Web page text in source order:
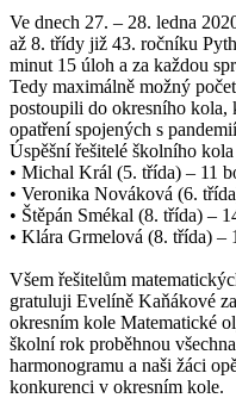
Ve dnech 27. – 28. ledna
až 8. třídy již 43. ročníku
minut 15 úloh a za každou
Tedy maximálně možný
postoupili do okresního kola,
opatření spojených s
Úspěšní řešitelé školního
• Michal Král (5. třída) – 11
• Veronika Nováková (6.
• Štěpán Smékal (8. třída) –
• Klára Grmelová (8. třída) –
Všem řešitelům
gratuluji Evelíně Kaňákové
okresním kole Matematické
školní rok proběhnou
harmonogramu a naši žáci
konkurenci v okresním kole.